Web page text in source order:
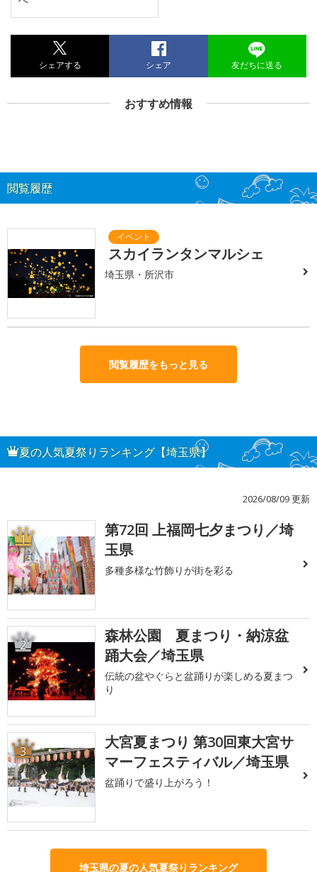
シェアする シェア 友だちに送る
おすすめ情報
閲覧履歴
スカイランタンマルシェ
埼玉県・所沢市
閲覧履歴をもっと見る
夏の人気夏祭りランキング【埼玉県】
2026/08/09 更新
1
第72回 上福岡七夕まつり／埼
玉県
多種多様な竹飾りが街を彩る
2
森林公園 夏まつり・納涼盆
踊大会／埼玉県
伝統の盆やぐらと盆踊りが楽しめる夏まつ
り
3
大宮夏まつり 第30回東大宮サ
マーフェスティバル／埼玉県
盆踊りで盛り上がろう！
埼玉県の夏の人気夏祭りランキング